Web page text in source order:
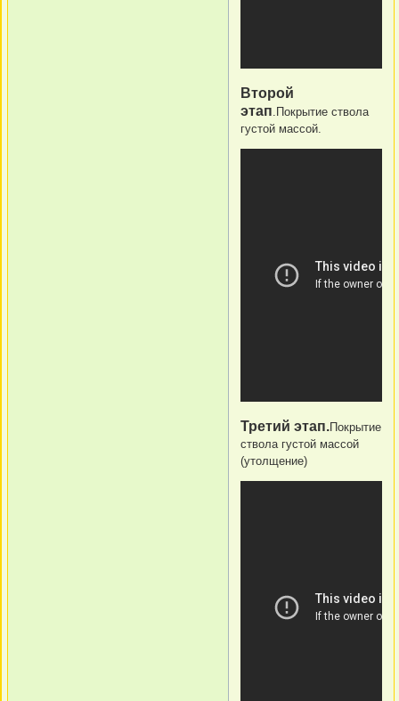
Второй
этап.Покрытие ствола
густой массой.
Третий этап.Покрытие
ствола густой массой
(утолщение)